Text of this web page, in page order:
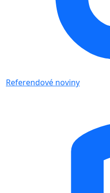
Referendové noviny